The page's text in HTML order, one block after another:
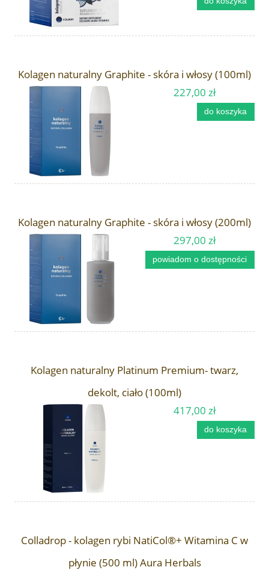
Kolagen naturalny Graphite - skóra i włosy (100ml)
227,00 zł
do koszyka
Kolagen naturalny Graphite - skóra i włosy (200ml)
297,00 zł
powiadom o dostępności
Kolagen naturalny Platinum Premium- twarz,
dekolt, ciało (100ml)
417,00 zł
do koszyka
Colladrop - kolagen rybi NatiCol®+ Witamina C w
płynie (500 ml) Aura Herbals